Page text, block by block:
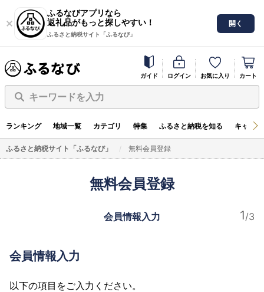
ふるなびアプリなら
返礼品がもっと探しやすい！
ふるさと納税サイト「ふるなび」
開く
ガイド ログイン お気に入り カート
キーワードを入力
ランキング 地域一覧 カテゴリ 特集 ふるさと納税を知る キャン
ふるさと納税サイト「ふるなび」 無料会員登録
無料会員登録
会員情報入力
会員情報入力
以下の項目をご入力ください。